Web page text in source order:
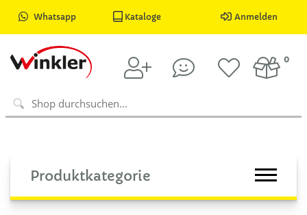
Whatsapp Kataloge Anmelden
0
Produktkategorie